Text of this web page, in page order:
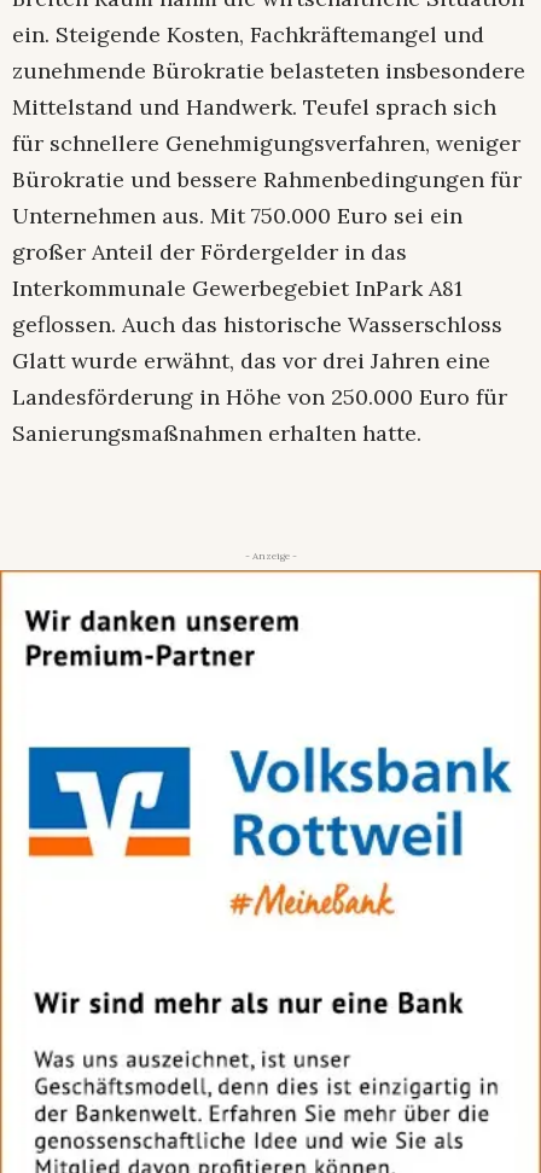
ein. Steigende Kosten, Fachkräftemangel und
zunehmende Bürokratie belasteten insbesondere
Mittelstand und Handwerk. Teufel sprach sich
für schnellere Genehmigungsverfahren, weniger
Bürokratie und bessere Rahmenbedingungen für
Unternehmen aus. Mit 750.000 Euro sei ein
großer Anteil der Fördergelder in das
Interkommunale Gewerbegebiet InPark A81
geflossen. Auch das historische Wasserschloss
Glatt wurde erwähnt, das vor drei Jahren eine
Landesförderung in Höhe von 250.000 Euro für
Sanierungsmaßnahmen erhalten hatte.
- Anzeige -